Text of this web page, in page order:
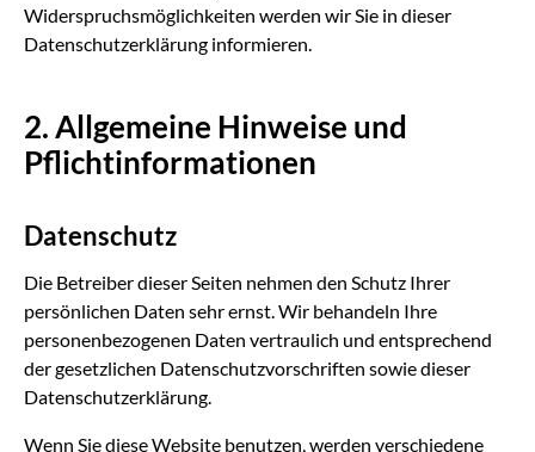
Widerspruchsmöglichkeiten werden wir Sie in dieser
Datenschutzerklärung informieren.
2. Allgemeine Hinweise und
Pflichtinformationen
Datenschutz
Die Betreiber dieser Seiten nehmen den Schutz Ihrer
persönlichen Daten sehr ernst. Wir behandeln Ihre
personenbezogenen Daten vertraulich und entsprechend
der gesetzlichen Datenschutzvorschriften sowie dieser
Datenschutzerklärung.
Wenn Sie diese Website benutzen, werden verschiedene